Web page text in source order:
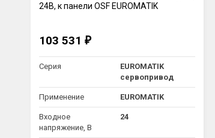
24В, к панели OSF EUROMATIK
103 531 ₽
Серия
EUROMATIK
сервопривод
Применение EUROMATIK
Входное
напряжение, В
24